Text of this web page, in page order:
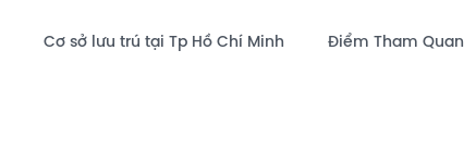
Cơ sở lưu trú tại Tp Hồ Chí Minh Điểm Tham Quan